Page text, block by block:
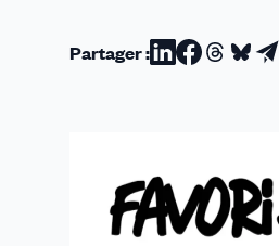
Partager :Partager
Partager
Partager